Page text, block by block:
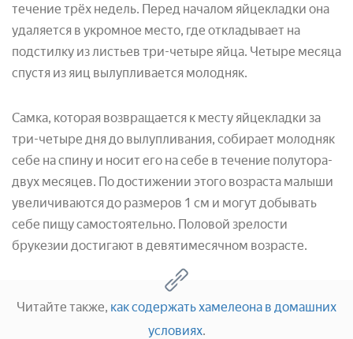
течение трёх недель. Перед началом яйцекладки она
удаляется в укромное место, где откладывает на
подстилку из листьев три-четыре яйца. Четыре месяца
спустя из яиц вылупливается молодняк.
Самка, которая возвращается к месту яйцекладки за
три-четыре дня до вылупливания, собирает молодняк
себе на спину и носит его на себе в течение полутора-
двух месяцев. По достижении этого возраста малыши
увеличиваются до размеров 1 см и могут добывать
себе пищу самостоятельно. Половой зрелости
брукезии достигают в девятимесячном возрасте.
Читайте также, как содержать хамелеона в домашних
условиях.